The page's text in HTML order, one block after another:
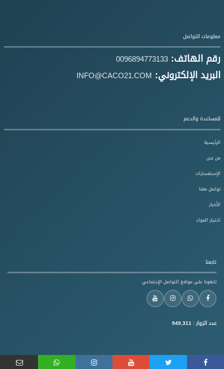
معلومات التواصل
رقم الهاتف:0096894773133
البريد الإلكتروني: INFO@CACO21.COM
للمساعدة والدعم
الرئيسية
من نحن
الإستفسارات
تواصل معنا
الأخبار
اختيار المواد
تابعنا
تابعونا على مواقع التواصل الإجتماعي
عدد الزوار : 949,311